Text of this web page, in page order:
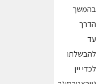
בהמשך
הדרך
עד
להבשלתו
לכדי יין